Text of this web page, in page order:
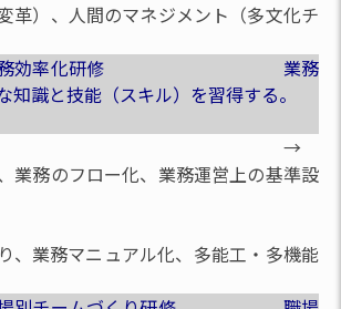
革）、人間のマネジメント（多文化チ
効率化研修 業務
知識と技能（スキル）を習得する。
業務のフロー化、業務運営上の基準設
、業務マニュアル化、多能工・多機能